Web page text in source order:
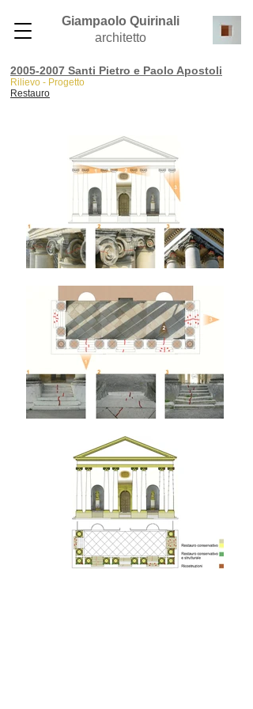
Giampaolo Quirinali
architetto
2005-2007 Santi Pietro e Paolo Apostoli
Rilievo - Progetto
Restauro